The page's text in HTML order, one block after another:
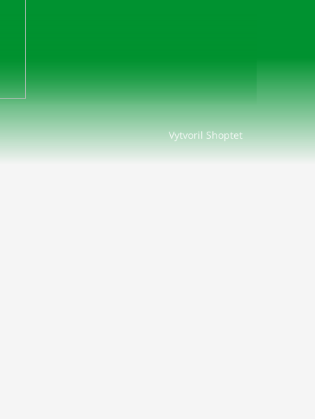
Vytvoril Shoptet